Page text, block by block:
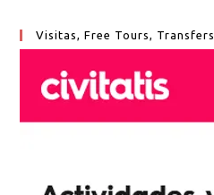
Visitas, Free Tours, Transfers